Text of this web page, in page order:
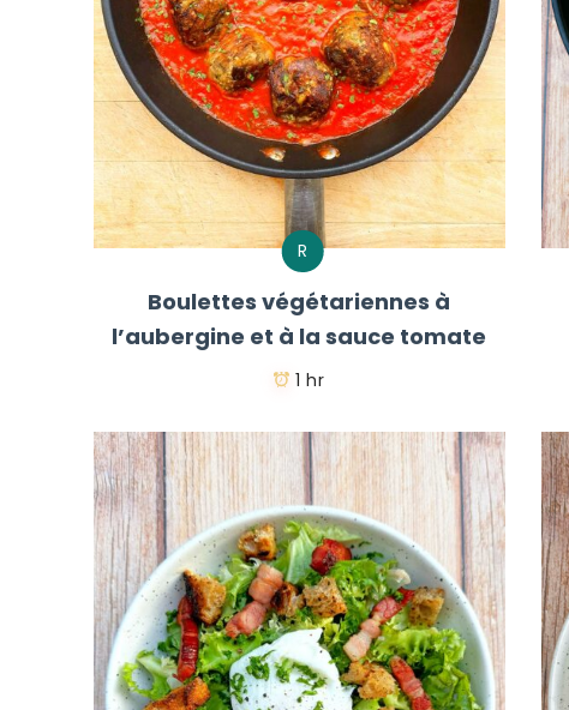
R
Boulettes végétariennes à
l’aubergine et à la sauce tomate
1 hr